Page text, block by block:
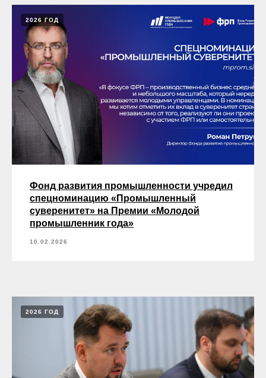
2026 ГОД
Фонд развития промышленности учредил
спецноминацию «Промышленный
суверенитет» на Премии «Молодой
промышленник года»
10.02.2026
2026 ГОД